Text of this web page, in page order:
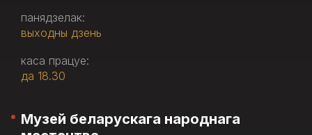
панядзелак:
выходны дзень
каса працуе:
да 18.30
Музей беларускага народнага